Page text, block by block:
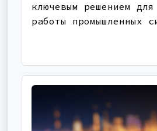
ключевым решением для
работы промышленных